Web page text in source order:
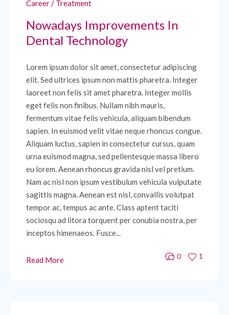
Career / Treatment
Nowadays Improvements In
Dental Technology
Lorem ipsum dolor sit amet, consectetur adipiscing
elit. Sed ultrices ipsum non mattis pharetra. Integer
laoreet non felis sit amet pharetra. Integer mollis
eget felis non finibus. Nullam nibh mauris,
fermentum vitae felis vehicula, aliquam bibendum
sapien. In euismod velit vitae neque rhoncus congue.
Aliquam luctus, sapien in consectetur cursus, quam
urna euismod magna, sed pellentesque massa libero
eu lorem. Aenean rhoncus gravida nisl vel pretium.
Nam ac nisl non ipsum vestibulum vehicula vulputate
sagittis magna. Aenean est nisl, convallis volutpat
tempor ac, tempus ac ante. Class aptent taciti
sociosqu ad litora torquent per conubia nostra, per
inceptos himenaeos. Fusce...
Read More 0 1